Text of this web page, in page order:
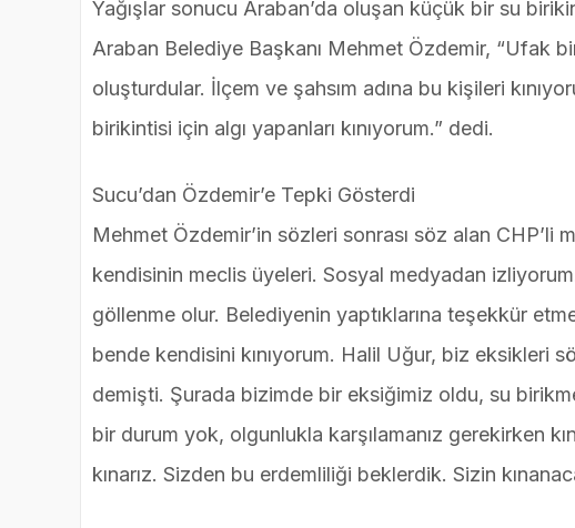
Yağışlar sonucu Araban’da oluşan küçük bir su
Araban Belediye Başkanı Mehmet Özdemir, “Ufak
oluşturdular. İlçem ve şahsım adına bu kişileri
birikintisi için algı yapanları kınıyorum.” dedi.
Sucu’dan Özdemir’e Tepki Gösterdi
Mehmet Özdemir’in sözleri sonrası söz alan CHP’li
kendisinin meclis üyeleri. Sosyal medyadan
göllenme olur. Belediyenin yaptıklarına teşekkür
bende kendisini kınıyorum. Halil Uğur, biz eksikleri
demişti. Şurada bizimde bir eksiğimiz oldu, su
bir durum yok, olgunlukla karşılamanız gerekirken
kınarız. Sizden bu erdemliliği beklerdik. Sizin